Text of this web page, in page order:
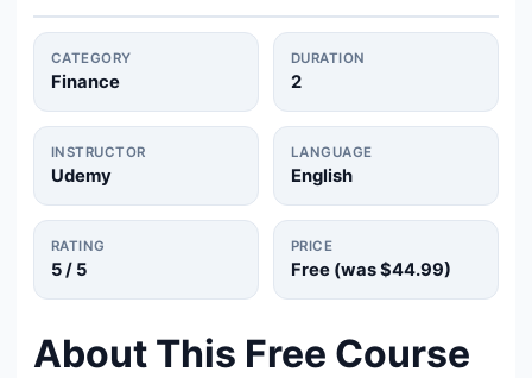
CATEGORY
Finance
DURATION
2
INSTRUCTOR
Udemy
LANGUAGE
English
RATING
5/ 5
PRICE
Free (was$44.99)
About This Free Course